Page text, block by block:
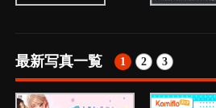
最新写真一覧 1 2 3